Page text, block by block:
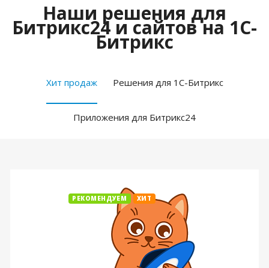
Наши решения для
Битрикс24 и сайтов на 1С-
Битрикс
Хит продаж Решения для 1С-Битрикс
Приложения для Битрикс24
РЕКОМЕНДУЕМ ХИТ